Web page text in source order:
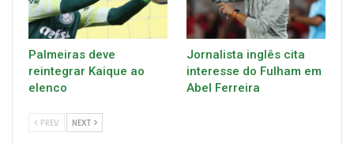
Palmeiras deve
reintegrar Kaique ao
elenco
Jornalista inglês cita
interesse do Fulham em
Abel Ferreira
PREV NEXT